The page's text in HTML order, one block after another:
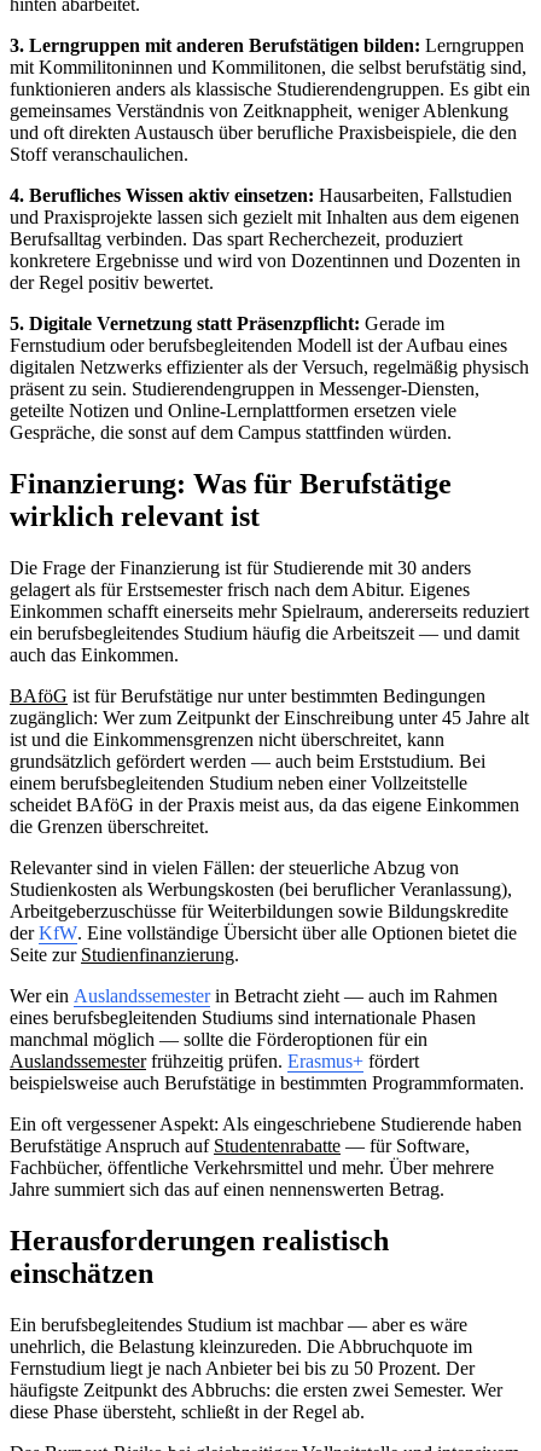
hinten abarbeitet.
3. Lerngruppen mit anderen Berufstätigen bilden: Lerngruppen
mit Kommilitoninnen und Kommilitonen, die selbst berufstätig sind,
funktionieren anders als klassische Studierendengruppen. Es gibt ein
gemeinsames Verständnis von Zeitknappheit, weniger Ablenkung
und oft direkten Austausch über berufliche Praxisbeispiele, die den
Stoff veranschaulichen.
4. Berufliches Wissen aktiv einsetzen: Hausarbeiten, Fallstudien
und Praxisprojekte lassen sich gezielt mit Inhalten aus dem eigenen
Berufsalltag verbinden. Das spart Recherchezeit, produziert
konkretere Ergebnisse und wird von Dozentinnen und Dozenten in
der Regel positiv bewertet.
5. Digitale Vernetzung statt Präsenzpflicht: Gerade im
Fernstudium oder berufsbegleitenden Modell ist der Aufbau eines
digitalen Netzwerks effizienter als der Versuch, regelmäßig physisch
präsent zu sein. Studierendengruppen in Messenger-Diensten,
geteilte Notizen und Online-Lernplattformen ersetzen viele
Gespräche, die sonst auf dem Campus stattfinden würden.
Finanzierung: Was für Berufstätige
wirklich relevant ist
Die Frage der Finanzierung ist für Studierende mit 30 anders
gelagert als für Erstsemester frisch nach dem Abitur. Eigenes
Einkommen schafft einerseits mehr Spielraum, andererseits reduziert
ein berufsbegleitendes Studium häufig die Arbeitszeit — und damit
auch das Einkommen.
BAföG ist für Berufstätige nur unter bestimmten Bedingungen
zugänglich: Wer zum Zeitpunkt der Einschreibung unter 45 Jahre alt
ist und die Einkommensgrenzen nicht überschreitet, kann
grundsätzlich gefördert werden — auch beim Erststudium. Bei
einem berufsbegleitenden Studium neben einer Vollzeitstelle
scheidet BAföG in der Praxis meist aus, da das eigene Einkommen
die Grenzen überschreitet.
Relevanter sind in vielen Fällen: der steuerliche Abzug von
Studienkosten als Werbungskosten (bei beruflicher Veranlassung),
Arbeitgeberzuschüsse für Weiterbildungen sowie Bildungskredite
derKfW. Eine vollständige Übersicht über alle Optionen bietet die
Seite zur Studienfinanzierung.
Wer ein Auslandssemesterin Betracht zieht — auch im Rahmen
eines berufsbegleitenden Studiums sind internationale Phasen
manchmal möglich — sollte die Förderoptionen für ein
Auslandssemesterfrühzeitig prüfen. Erasmus+ fördert
beispielsweise auch Berufstätige in bestimmten Programmformaten.
Ein oft vergessener Aspekt: Als eingeschriebene Studierende haben
Berufstätige Anspruch auf Studentenrabatte — für Software,
Fachbücher, öffentliche Verkehrsmittel und mehr. Über mehrere
Jahre summiert sich das auf einen nennenswerten Betrag.
Herausforderungen realistisch
einschätzen
Ein berufsbegleitendes Studium ist machbar — aber es wäre
unehrlich, die Belastung kleinzureden. Die Abbruchquote im
Fernstudium liegt je nach Anbieter bei bis zu 50 Prozent. Der
häufigste Zeitpunkt des Abbruchs: die ersten zwei Semester. Wer
diese Phase übersteht, schließt in der Regel ab.